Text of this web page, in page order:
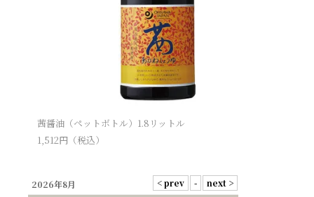
茜醤油（ペットボトル）1.8リットル
1,512円（税込）
2026年8月